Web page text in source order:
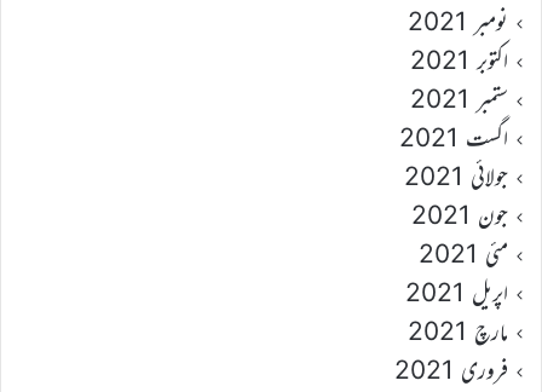
نومبر 2021
اکتوبر 2021
ستمبر 2021
اگست 2021
جولائی 2021
جون 2021
مئی 2021
اپریل 2021
مارچ 2021
فروری 2021